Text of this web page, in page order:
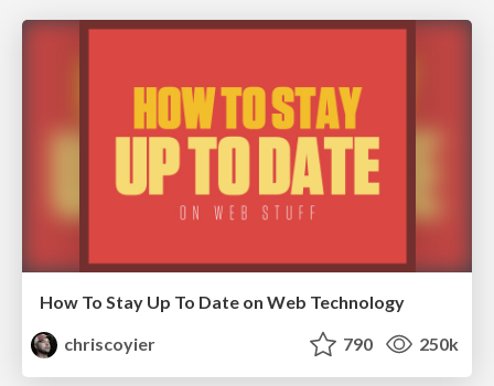
How To Stay Up To Date on Web Technology
chriscoyier
790 250k